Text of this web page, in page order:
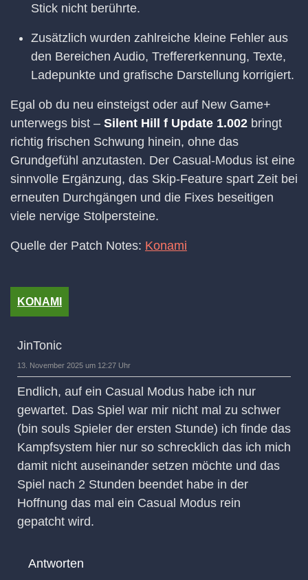
Stick nicht berührte.
Zusätzlich wurden zahlreiche kleine Fehler aus
den Bereichen Audio, Treffererkennung, Texte,
Ladepunkte und grafische Darstellung korrigiert.
Egal ob du neu einsteigst oder auf New Game+
unterwegs bist – Silent Hill f Update 1.002 bringt
richtig frischen Schwung hinein, ohne das
Grundgefühl anzutasten. Der Casual-Modus ist eine
sinnvolle Ergänzung, das Skip-Feature spart Zeit bei
erneuten Durchgängen und die Fixes beseitigen
viele nervige Stolpersteine.
Quelle der Patch Notes: Konami
KONAMI
JinTonic
13. November 2025 um 12:27 Uhr
Endlich, auf ein Casual Modus habe ich nur
gewartet. Das Spiel war mir nicht mal zu schwer
(bin souls Spieler der ersten Stunde) ich finde das
Kampfsystem hier nur so schrecklich das ich mich
damit nicht auseinander setzen möchte und das
Spiel nach 2 Stunden beendet habe in der
Hoffnung das mal ein Casual Modus rein
gepatcht wird.
Antworten